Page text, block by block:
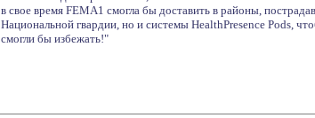
в свое время FEMA1 смогла бы доставить в районы,
Национальной гвардии, но и системы HealthPresence Pods,
смогли бы избежать!"